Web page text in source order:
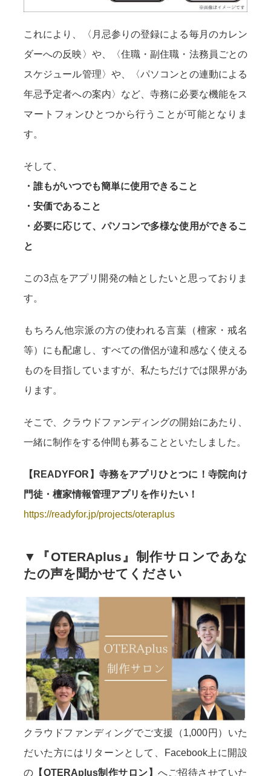
これにより、〈月忌参りの登録による毎月のカレン
ダーへの反映〉や、〈住職・副住職・法務員ごとの
スケジュール管理〉や、〈パソコンとの連動による
年忌予定者への案内〉など、寺務に必要な機能をス
マートフォンひとつから行うことが可能となりま
す。
そして、
・誰もがいつでも簡単に使用できること
・安価であること
・必要に応じて、パソコンで多様な使用ができるこ
と
この3点をアプリ開発の軸としたいと思っておりま
す。
もちろん他宗派の方の使われる言葉（檀家・戒名
等）にも配慮し、すべての僧侶が違和感なく使える
ものを目指していますが、私たちだけでは限界があ
ります。
そこで、クラウドファンディングの開始にあたり、
一緒に制作をする仲間も募ることといたしました。
【READYFOR】寺務をアプリひとつに！寺院向け
門徒・檀家情報管理アプリを作りたい！
https://readyfor.jp/projects/oteraplus
▼『OTERAplus』制作サロンであな
たの声を聞かせてください
クラウドファンディングでご支援（1,000円）いた
だいた方にはリターンとして、Facebook上に開設
の 【OTERAplus制作サロン】へご招待させていた